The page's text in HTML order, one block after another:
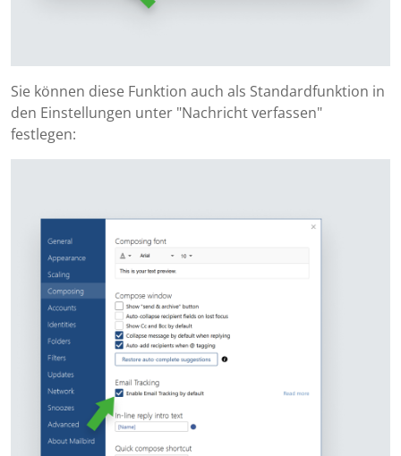
Sie können diese Funktion auch als Standardfunktion in
den Einstellungen unter "Nachricht verfassen"
festlegen: